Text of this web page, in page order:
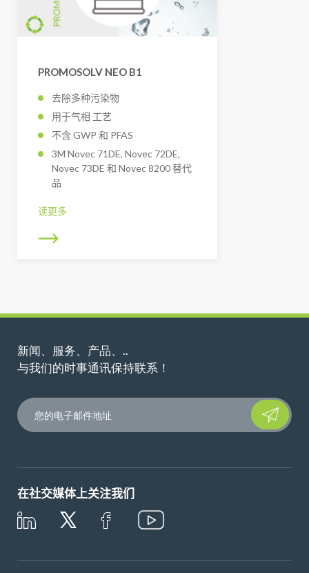
PROMOSOLV NEO B1
去除多种污染物
用于气相 工艺
不含 GWP 和 PFAS
3M Novec 71DE, Novec 72DE,
Novec 73DE 和 Novec 8200 替代
品
读更多
新闻、服务、产品、..
与我们的时事通讯保持联系！
Please
在社交媒体上关注我们